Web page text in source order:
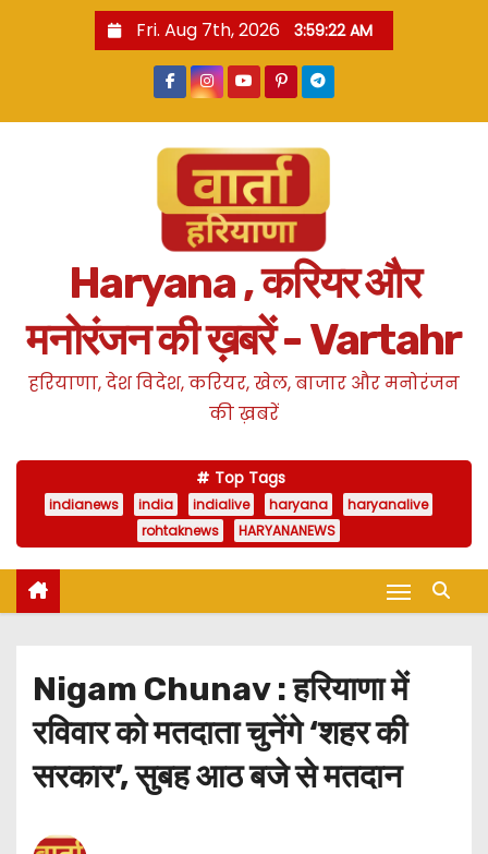
Fri. Aug 7th, 2026 3:59:23 AM
Haryana , करियर और
मनोरंजन की ख़बरें - Vartahr
हरियाणा, देश विदेश, करियर, खेल, बाजार और मनोरंजन
की ख़बरें
Top Tags
indianews india indialive haryana
haryanalive
rohtaknews
HARYANANEWS
Nigam Chunav : हरियाणा में
रविवार को मतदाता चुनेंगे ‘शहर की
सरकार’, सुबह आठ बजे से मतदान